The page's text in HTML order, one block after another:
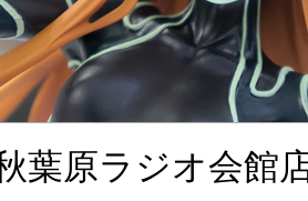
葉原ラジオ会館